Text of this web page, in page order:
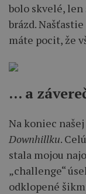
bolo skvelé,
brázd.
máte pocit, že
… a
Na koniec
Downhillku.
stala mojou
„challenge“
odklopené